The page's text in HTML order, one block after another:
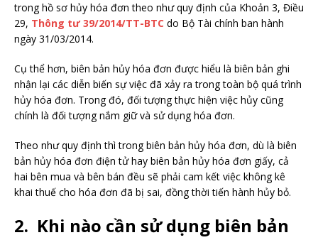
trong hồ sơ hủy hóa đơn theo như quy định của Khoản 3, Điều
29, Thông tư 39/2014/TT-BTC do Bộ Tài chính ban hành
ngày 31/03/2014.
Cụ thể hơn, biên bản hủy hóa đơn được hiểu là biên bản ghi
nhận lại các diễn biến sự việc đã xảy ra trong toàn bộ quá trình
hủy hóa đơn. Trong đó, đối tượng thực hiện việc hủy cũng
chính là đối tượng nắm giữ và sử dụng hóa đơn.
Theo như quy định thì trong biên bản hủy hóa đơn, dù là biên
bản hủy hóa đơn điện tử hay biên bản hủy hóa đơn giấy, cả
hai bên mua và bên bán đều sẽ phải cam kết việc không kê
khai thuế cho hóa đơn đã bị sai, đồng thời tiến hành hủy bỏ.
2. Khi nào cần sử dụng biên bản